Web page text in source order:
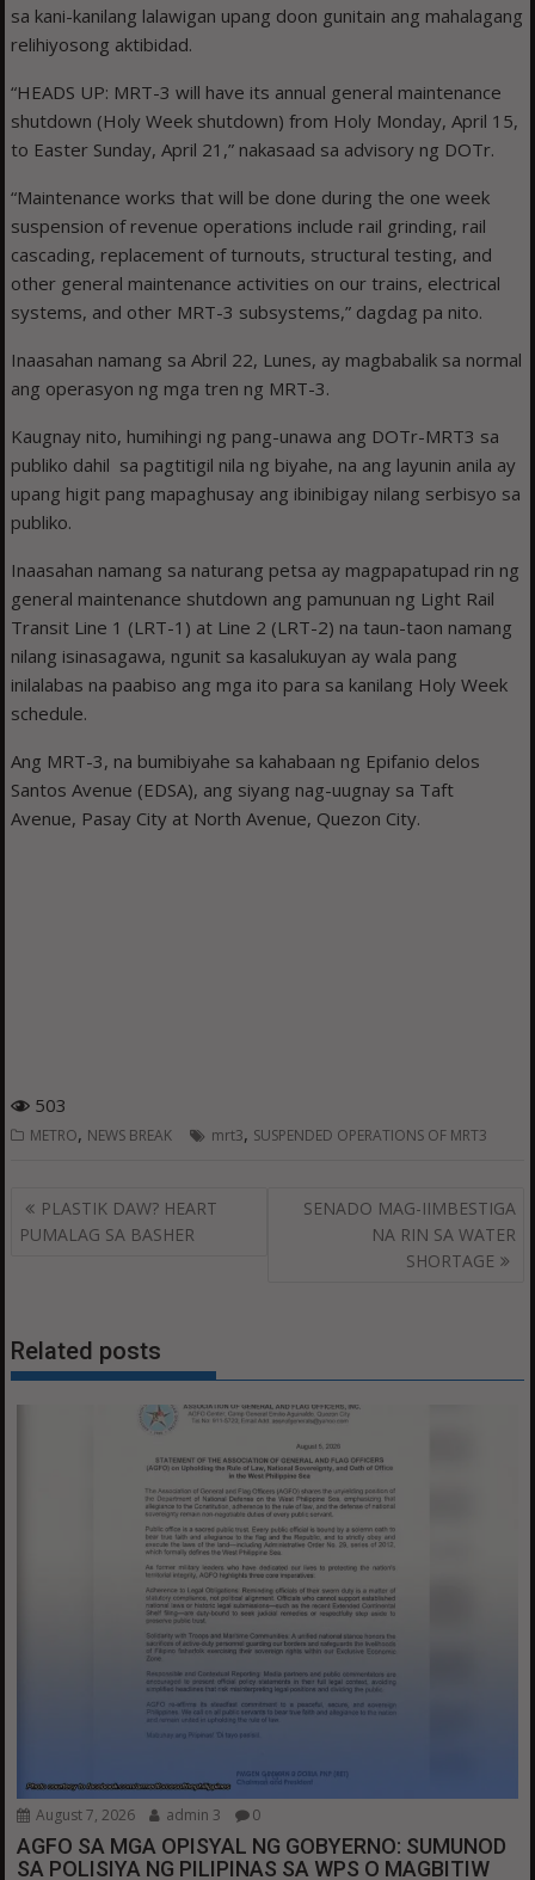
sa kani-kanilang lalawigan upang doon gunitain ang mahalagang
relihiyosong aktibidad.
“HEADS UP: MRT-3 will have its annual general maintenance
shutdown (Holy Week shutdown) from Holy Monday, April 15,
to Easter Sunday, April 21,” nakasaad sa advisory ng DOTr.
“Maintenance works that will be done during the one week
suspension of revenue operations include rail grinding, rail
cascading, replacement of turnouts, structural testing, and
other general maintenance activities on our trains, electrical
systems, and other MRT-3 subsystems,” dagdag pa nito.
Inaasahan namang sa Abril 22, Lunes, ay magbabalik sa normal
ang operasyon ng mga tren ng MRT-3.
Kaugnay nito, humihingi ng pang-unawa ang DOTr-MRT3 sa
publiko dahil sa pagtitigil nila ng biyahe, na ang layunin anila ay
upang higit pang mapaghusay ang ibinibigay nilang serbisyo sa
publiko.
Inaasahan namang sa naturang petsa ay magpapatupad rin ng
general maintenance shutdown ang pamunuan ng Light Rail
Transit Line 1 (LRT-1) at Line 2 (LRT-2) na taun-taon namang
nilang isinasagawa, ngunit sa kasalukuyan ay wala pang
inilalabas na paabiso ang mga ito para sa kanilang Holy Week
schedule.
Ang MRT-3, na bumibiyahe sa kahabaan ng Epifanio delos
Santos Avenue (EDSA), ang siyang nag-uugnay sa Taft
Avenue, Pasay City at North Avenue, Quezon City.
503
METRO, NEWS BREAK mrt3, SUSPENDED OPERATIONS OF MRT3
Post
navigation
PLASTIK DAW? HEART
PUMALAG SA BASHER
SENADO MAG-IIMBESTIGA
NA RIN SA WATER
SHORTAGE
Related posts
August 7, 2026 admin 3 0
AGFO SA MGA OPISYAL NG GOBYERNO: SUMUNOD
SA POLISIYA NG PILIPINAS SA WPS O MAGBITIW